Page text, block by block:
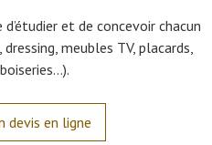
et de concevoir chacun
meubles TV, placards,
devis en ligne